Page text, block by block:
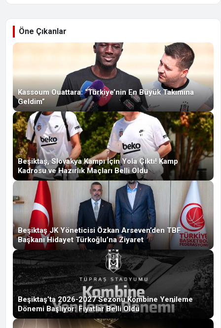
Öne Çıkanlar
Kassoum Ouattara: “Türkiye’nin En Büyük Takımına
Geldim”
Beşiktaş, Slovakya Kampı İçin Yola Çıktı! Kamp
Kadrosu ve Hazırlık Maçları Belli Oldu
Beşiktaş JK Yöneticisi Özkan Arseven’den TBF
Başkanı Hidayet Türkoğlu’na Ziyaret
Beşiktaş’ta 2026-2027 Sezonu Kombine Yenileme
Dönemi Başlıyor: Fiyatlar Belli Oldu